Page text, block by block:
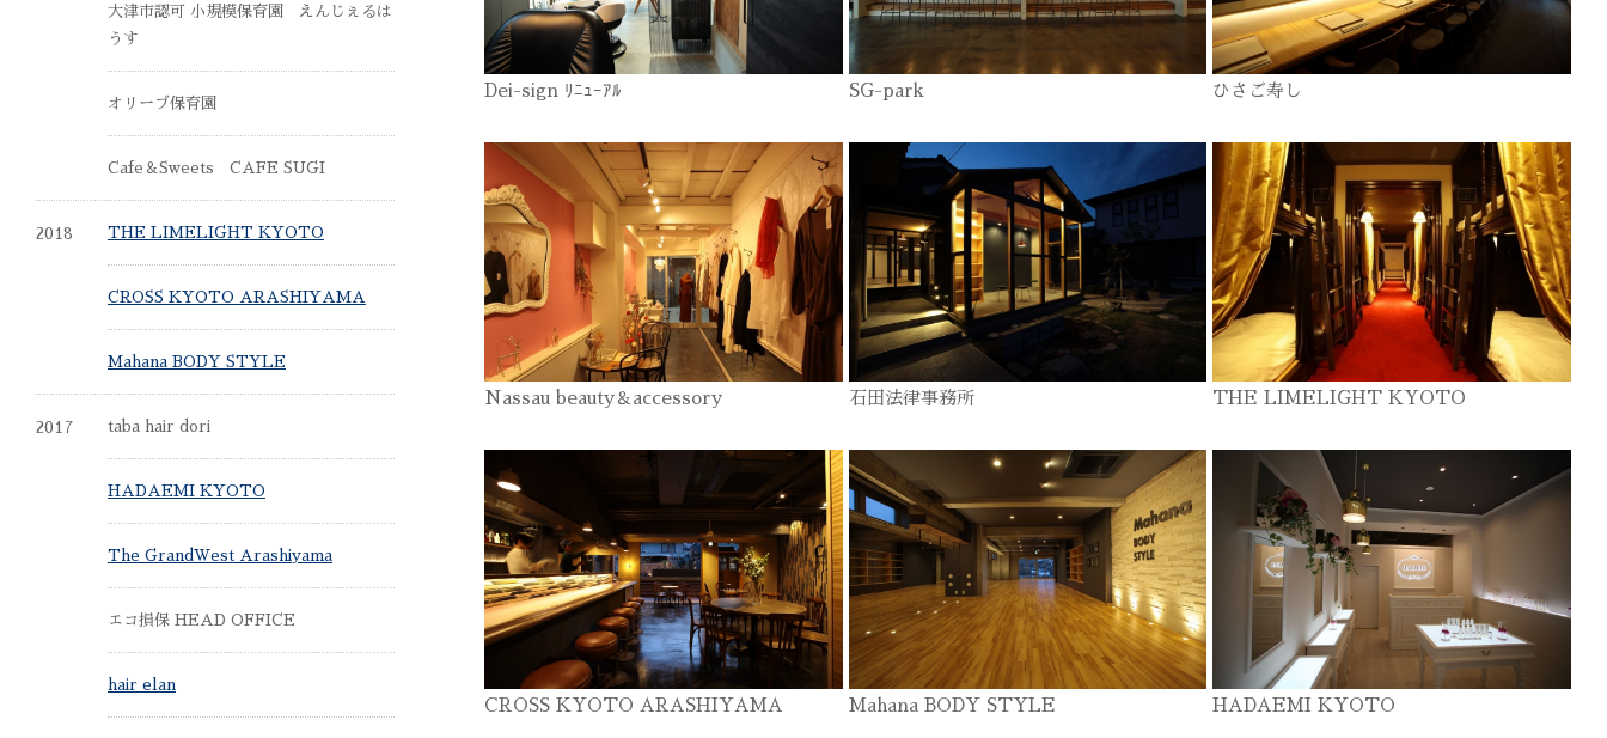
大津市認可 小規模保育園 えんじぇるは
うす
オリーブ保育園
Cafe＆Sweets CAFE SUGI
2018 THE LIMELIGHT KYOTO
CROSS KYOTO ARASHIYAMA
Mahana BODY STYLE
2017 taba hair dori
HADAEMI KYOTO
The GrandWest Arashiyama
エコ損保 HEAD OFFICE
hair elan
Dei-sign ﾘﾆｭｰｱﾙ SG-park ひさご寿し
Nassau beauty＆accessory 石田法律事務所 THE LIMELIGHT KYOTO
CROSS KYOTO ARASHIYAMA Mahana BODY STYLE HADAEMI KYOTO